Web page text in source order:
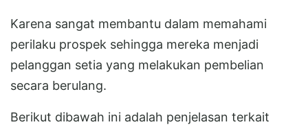
Karena sangat membantu dalam memahami
perilaku prospek sehingga mereka menjadi
pelanggan setia yang melakukan pembelian
secara berulang.
Berikut dibawah ini adalah penjelasan terkait